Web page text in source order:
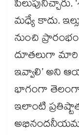
మధ్యే కాదు.
నుంచి
దూతలుగా మారి
ఇవ్వాలి’ అని
భాగంగా
ఇలాంటి